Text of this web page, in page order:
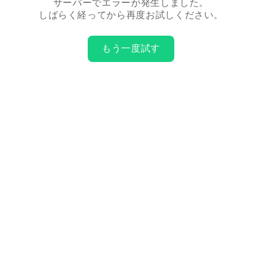
サーバーでエラーが発生しました。
しばらく経ってから再度お試しください。
もう一度試す